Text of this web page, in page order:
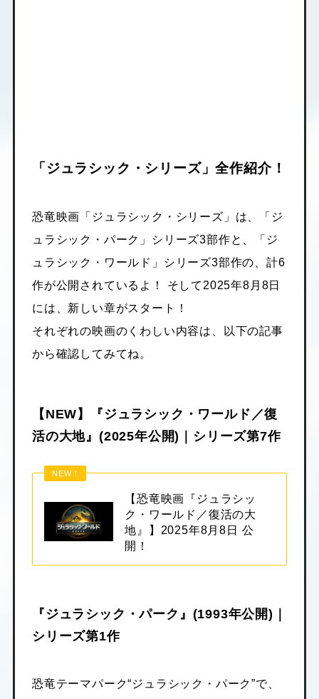
「ジュラシック・シリーズ」全作紹介！
恐竜映画「ジュラシック・シリーズ」は、「ジ
ュラシック・パーク」シリーズ3部作と、「ジ
ュラシック・ワールド」シリーズ3部作の、計6
作が公開されているよ！ そして2025年8月8日
には、新しい章がスタート！
それぞれの映画のくわしい内容は、以下の記事
から確認してみてね。
【NEW】『ジュラシック・ワールド／復
活の大地』(2025年公開)｜シリーズ第7作
NEW！
【恐竜映画『ジュラシッ
ク・ワールド／復活の大
地』】2025年8月8日 公
開！
『ジュラシック・パーク』(1993年公開)｜
シリーズ第1作
恐竜テーマパーク“ジュラシック・パーク”で、